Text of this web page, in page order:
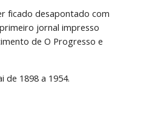
ficado desapontado com
jornal impresso
de O Progresso e
de 1898 a 1954.